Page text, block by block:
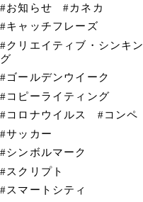
お知らせ
カネカ
キャッチフレーズ
クリエイティブ・シンキン
グ
ゴールデンウイーク
コピーライティング
コロナウイルス
コンペ
サッカー
シンボルマーク
スクリプト
スマートシティ